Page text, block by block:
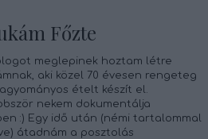
Főzte
meglepinek hoztam létre
aki közel 70 évesen rengeteg
ételt készít el.
nekem dokumentálja
:) Egy idő után (némi tartalommal
átadnám a posztolás